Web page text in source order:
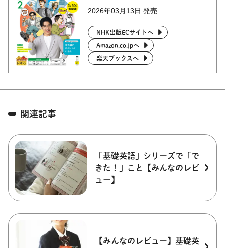
2026年03月13日 発売
NHK出版ECサイトへ
Amazon.co.jpへ
楽天ブックスへ
関連記事
「基礎英語」シリーズで「で
きた！」こと【みんなのレビ
ュー】
【みんなのレビュー】基礎英